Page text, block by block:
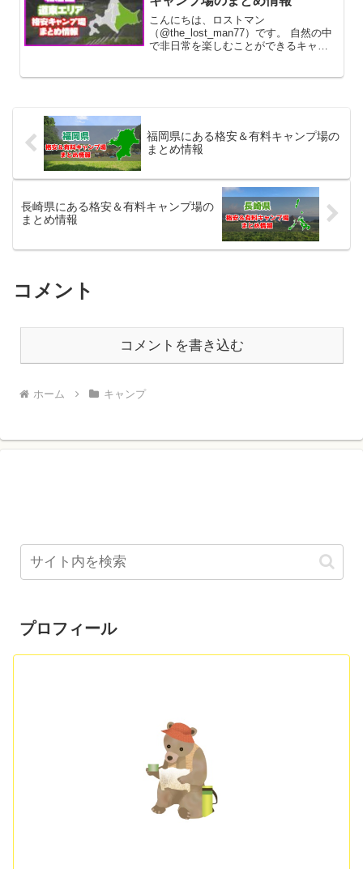
こんにちは、ロストマン
（@the_lost_man77）です。 自然の中
で非日常を楽しむことができるキャン
福岡県にある格安＆有料キャンプ場の
まとめ情報
長崎県にある格安＆有料キャンプ場の
まとめ情報
コメント
コメントを書き込む
ホーム キャンプ
プロフィール